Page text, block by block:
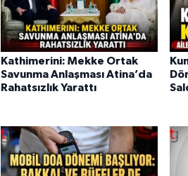
Kathimerini: Mekke Ortak
Savunma Anlaşması Atina’da
Rahatsızlık Yarattı